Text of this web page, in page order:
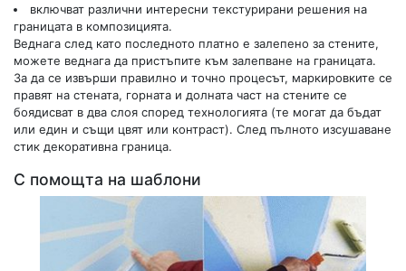
включват различни интересни текстурирани решения на
границата в композицията.
Веднага след като последното платно е залепено за стените,
можете веднага да пристъпите към залепване на границата.
За да се извърши правилно и точно процесът, маркировките се
правят на стената, горната и долната част на стените се
боядисват в два слоя според технологията (те могат да бъдат
или един и същи цвят или контраст). След пълното изсушаване
стик декоративна граница.
С помощта на шаблони